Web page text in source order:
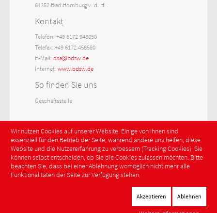
61352 Bad Homburg v. d. H.
Kontakt
Telefon: +49 6172 948050
Telefax: +49 6172 458580
E-Mail: dsa@bdsw.de
Internet: www.bdsw.de
So finden Sie uns
Geschäftsstelle
Der Sicherheitsdienst © 2026 . Alle Rechte vorbehalten.
Wir nutzen Cookies auf unserer Website. Einige von ihnen sind
essenziell für den Betrieb der Seite, während andere uns helfen, diese
Website und die Nutzererfahrung zu verbessern (Tracking Cookies). Sie
können selbst entscheiden, ob Sie die Cookies zulassen möchten. Bitte
beachten Sie, dass bei einer Ablehnung womöglich nicht mehr alle
Funktionalitäten der Seite zur Verfügung stehen.
Akzeptieren Ablehnen